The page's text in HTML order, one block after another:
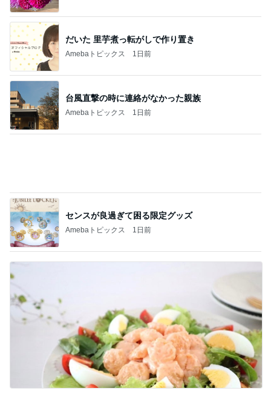
だいた 里芋煮っ転がしで作り置き
Amebaトピックス 1日前
台風直撃の時に連絡がなかった親族
Amebaトピックス 1日前
センスが良過ぎて困る限定グッズ
Amebaトピックス 1日前